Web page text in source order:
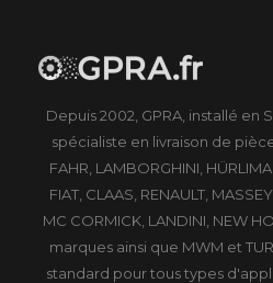
Depuis 2002, GPRA, installé en
spécialiste en livraison de
FAHR, LAMBORGHINI,
FIAT, CLAAS, RENAULT,
MC CORMICK, LANDINI, NEW
marques ainsi que MWM et
standard pour tous types